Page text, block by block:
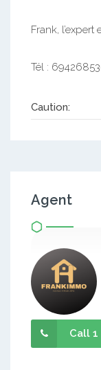
Frank,
Tél :
Caution:
Agent
Call 1